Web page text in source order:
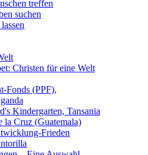
treffen
suchen
Christen für eine Welt
Fonds (PPF),
Kindergarten, Tansania
la Cruz (Guatemala)
Frieden